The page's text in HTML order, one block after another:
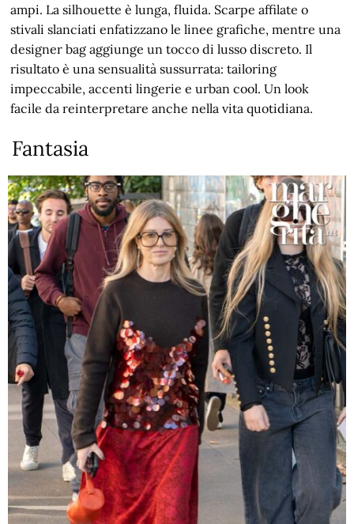
ampi. La silhouette è lunga, fluida. Scarpe affilate o
stivali slanciati enfatizzano le linee grafiche, mentre una
designer bag aggiunge un tocco di lusso discreto. Il
risultato è una sensualità sussurrata: tailoring
impeccabile, accenti lingerie e urban cool. Un look
facile da reinterpretare anche nella vita quotidiana.
Fantasia